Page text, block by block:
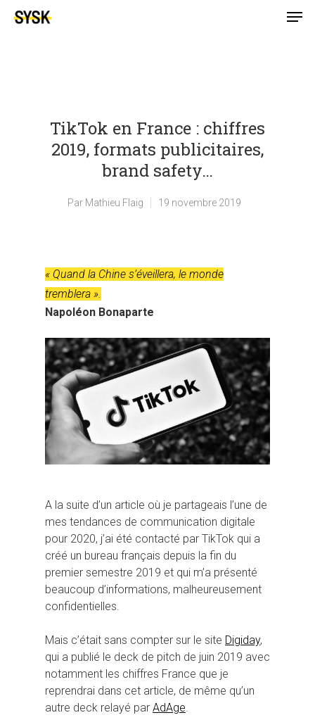
TikTok en France : chiffres
2019, formats publicitaires,
brand safety…
Par Mathieu Flaig 19 novembre 2019
« Quand la Chine s’éveillera, le monde
tremblera ».
Napoléon Bonaparte
A la suite d’un article où je partageais l’une de
mes tendances de communication digitale
pour 2020, j’ai été contacté par TikTok qui a
créé un bureau français depuis la fin du
premier semestre 2019 et qui m’a présenté
beaucoup d’informations, malheureusement
confidentielles.
Mais c’était sans compter sur le site Digiday,
qui a publié le deck de pitch de juin 2019 avec
notamment les chiffres France que je
reprendrai dans cet article, de même qu’un
autre deck relayé par AdAge.